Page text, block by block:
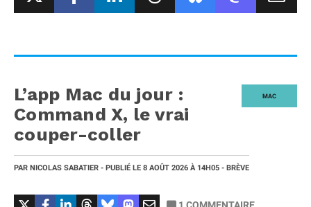
MAC
L’app Mac du jour :
Command X, le vrai
couper-coller
PAR NICOLAS SABATIER - PUBLIÉ LE 8 AOÛT 2026 À 14H05 - BRÈVE
1 COMMENTAIRE